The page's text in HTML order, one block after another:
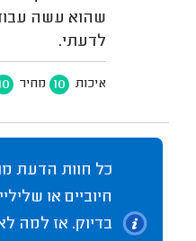
שהוא עשה
לדעתי.
איכות 10 מחיר
כל חוות הדעת
חיוביים או
בדיוק. אז למה